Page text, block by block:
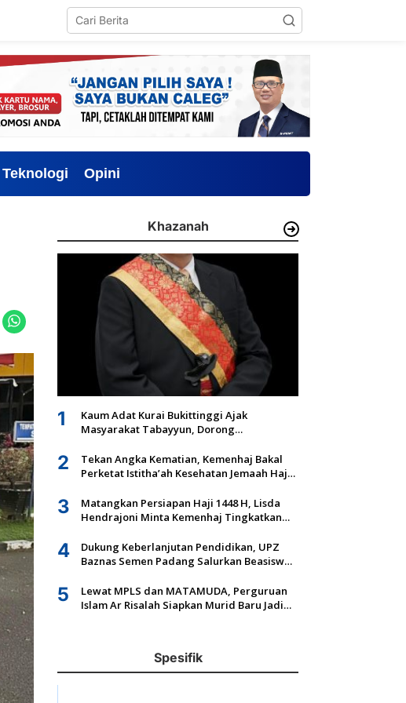
Teknologi Opini
Khazanah
1
Kaum Adat Kurai Bukittinggi Ajak
Masyarakat Tabayyun, Dorong
Ulayat
2
Tekan Angka Kematian, Kemenhaj Bakal
Perketat Istitha’ah Kesehatan Jemaah Haji
3
Matangkan Persiapan Haji 1448 H, Lisda
Hendrajoni Minta Kemenhaj Tingkatkan
4
Dukung Keberlanjutan Pendidikan, UPZ
Baznas Semen Padang Salurkan Beasiswa
5
Lewat MPLS dan MATAMUDA, Perguruan
Islam Ar Risalah Siapkan Murid Baru Jadi
Spesifik